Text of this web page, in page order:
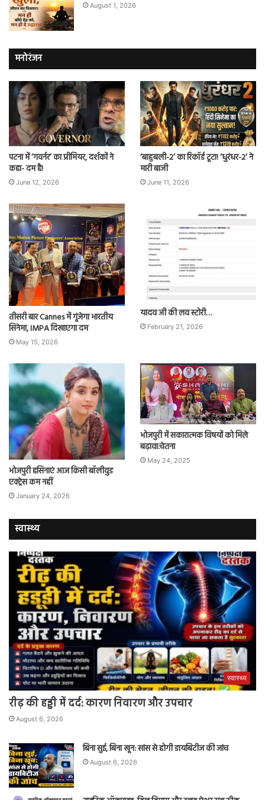
August 1, 2026
मनोरंजन
पटना में ‘गवर्नर’ का प्रीमियर, दर्शकों ने
कहा- दम है!
June 12, 2026
‘बाहुबली-2’ का रिकॉर्ड टूटा! ‘धुरंधर-2’ ने
मारी बाजी
June 11, 2026
तीसरी बार Cannes में गूंजेगा भारतीय
सिनेमा, IMPA दिखाएगा दम
May 15, 2026
यादव जी की लव स्टोरी…
February 21, 2026
भोजपुरी हसिनाएं आज किसी बॉलीवुड
एक्ट्रेस कम नहीं
January 24, 2026
भोजपुरी में सकारात्मक विषयों को मिले
बढ़ावा:चेतना
May 24, 2025
स्वास्थ्य
स्वास्थ्य
रीढ़ की हड्डी में दर्द: कारण निवारण और उपचार
August 6, 2026
बिना सुई, बिना खून: सांस से होगी डायबिटीज की जांच
August 6, 2026